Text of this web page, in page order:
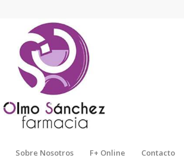
Sobre Nosotros F+ Online Contacto